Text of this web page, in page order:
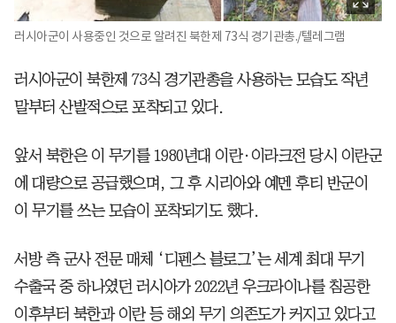
러시아군이 사용중인 것으로 알려진 북한제 73식 경기관총./텔레그램
러시아군이 북한제 73식 경기관총을 사용하는 모습도 작년
말부터 산발적으로 포착되고 있다.
앞서 북한은 이 무기를 1980년대 이란·이라크전 당시 이란군
에 대량으로 공급했으며, 그 후 시리아와 예멘 후티 반군이
이 무기를 쓰는 모습이 포착되기도 했다.
서방 측 군사 전문 매체 ‘디펜스 블로그’는 세계 최대 무기
수출국 중 하나였던 러시아가 2022년 우크라이나를 침공한
이후부터 북한과 이란 등 해외 무기 의존도가 커지고 있다고